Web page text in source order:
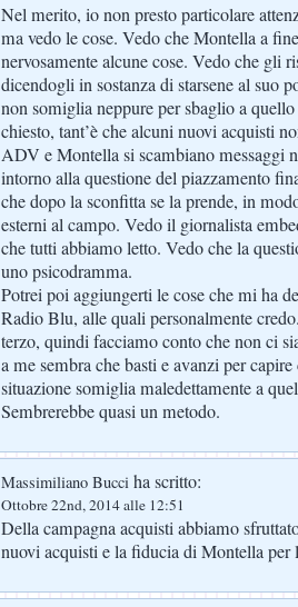
Nel merito, io non presto particolare
ma vedo le cose. Vedo che Montella a
nervosamente alcune cose. Vedo che gli
dicendogli in sostanza di starsene al suo
non somiglia neppure per sbaglio a
chiesto, tant’è che alcuni nuovi acquisti
ADV e Montella si scambiano messaggi
intorno alla questione del piazzamento
che dopo la sconfitta se la prende, in
esterni al campo. Vedo il giornalista
che tutti abbiamo letto. Vedo che la
uno psicodramma.
Potrei poi aggiungerti le cose che mi ha
Radio Blu, alle quali personalmente
terzo, quindi facciamo conto che non ci
a me sembra che basti e avanzi per
situazione somiglia maledettamente a
Sembrerebbe quasi un metodo.
Massimiliano Bucci ha scritto:
Ottobre 22nd, 2014 alle 12:51
Della campagna acquisti abbiamo
nuovi acquisti e la fiducia di Montella per